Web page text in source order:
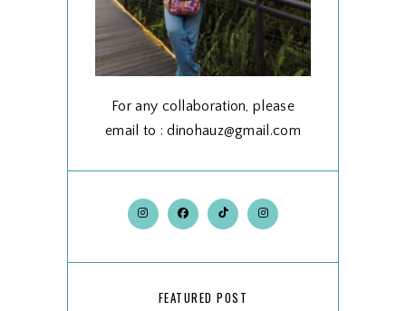
For any collaboration, please
email to : dinohauz@gmail.com
FEATURED POST